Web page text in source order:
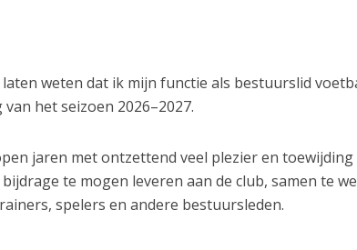
weten dat ik mijn functie als bestuurslid
het seizoen 2026–2027.
jaren met ontzettend veel plezier en toewijding
te mogen leveren aan de club, samen te
spelers en andere bestuursleden.